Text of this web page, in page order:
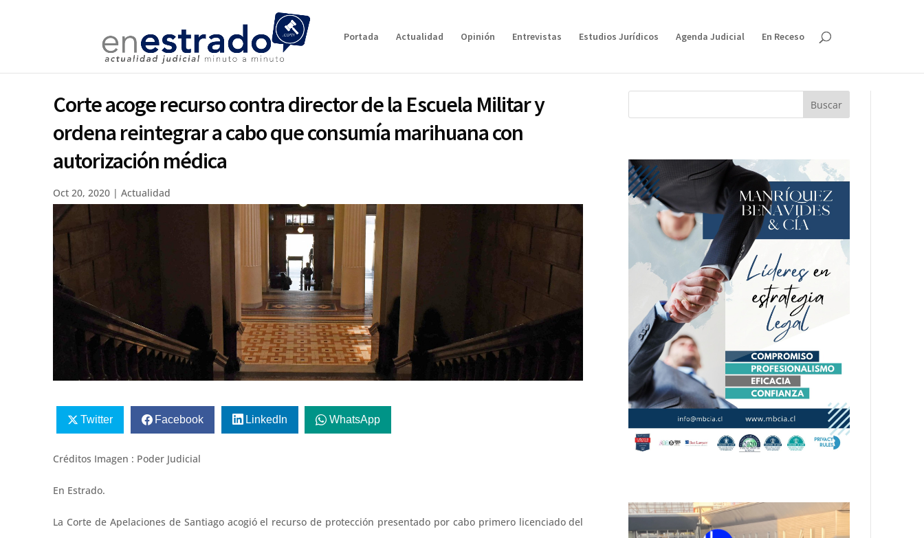
Portada Actualidad Opinión Entrevistas Estudios Jurídicos Agenda Judicial En Receso
Corte acoge recurso contra director de la Escuela Militar y
ordena reintegrar a cabo que consumía marihuana con
autorización médica
Oct 20, 2020 |Actualidad
Twitter Facebook LinkedIn WhatsApp
Créditos Imagen : Poder Judicial
En Estrado.
La Corte de Apelaciones de Santiago acogió el recurso de protección presentado por cabo primero licenciado del